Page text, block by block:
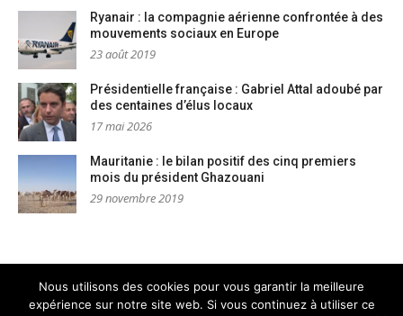
Ryanair : la compagnie aérienne confrontée à des
mouvements sociaux en Europe
23 août 2019
Présidentielle française : Gabriel Attal adoubé par
des centaines d’élus locaux
17 mai 2026
Mauritanie : le bilan positif des cinq premiers
mois du président Ghazouani
29 novembre 2019
Mentions légales Nous contacter
Nous utilisons des cookies pour vous garantir la meilleure
expérience sur notre site web. Si vous continuez à utiliser ce